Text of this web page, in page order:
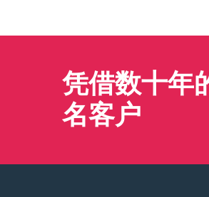
凭借数十年
名客户